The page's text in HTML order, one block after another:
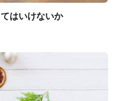
はいけないか